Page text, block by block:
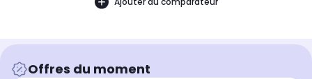
Offres du moment